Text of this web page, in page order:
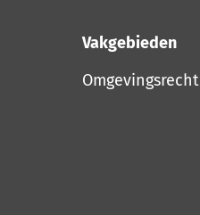
Vakgebieden
Omgevingsrecht